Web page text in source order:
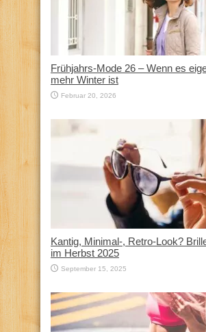
Frühjahrs-Mode 26 – Wenn es
mehr Winter ist
Februar 20, 2026
Kantig, Minimal-, Retro-Look?
im Herbst 2025
September 15, 2025